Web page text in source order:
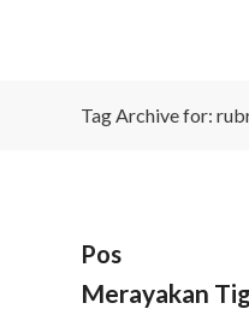
Tag Archive for:
Pos
Merayakan